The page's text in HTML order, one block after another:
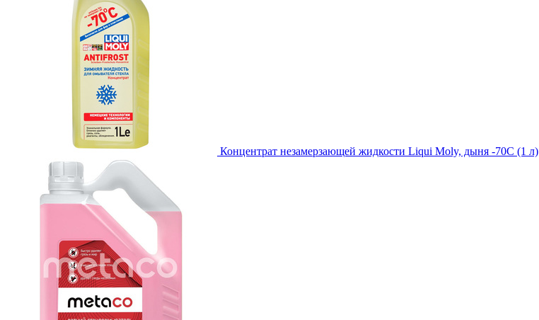
Концентрат незамерзающей жидкости Liqui Moly, дыня -70С (1 л)